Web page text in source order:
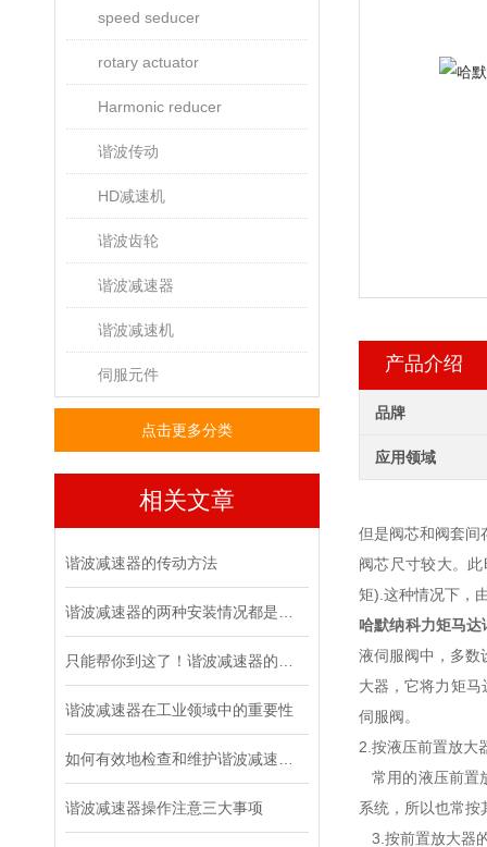
speed seducer
rotary actuator
Harmonic reducer
谐波传动
HD减速机
谐波齿轮
谐波减速器
谐波减速机
伺服元件
点击更多分类
相关文章
谐波减速器的传动方法
谐波减速器在工业领域中的重要性
谐波减速器操作注意三大事项
产品介绍
品牌
应用领域
但是阀芯和阀套间
阀芯尺寸较大。
矩).这种情况下，
哈默纳科力矩马达
液伺服阀中，多数
大器，它将力矩
伺服阀。
2.按液压前置放大
常用的液压前置
系统，所以也常按
3.按前置放大器